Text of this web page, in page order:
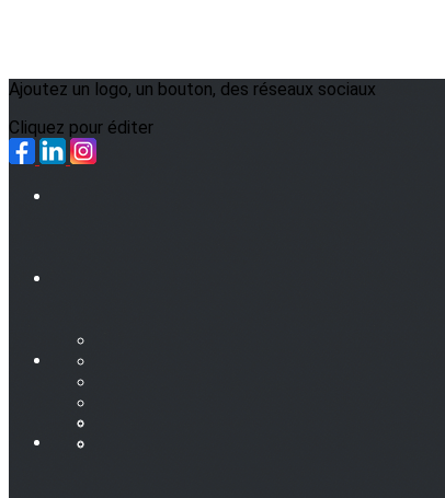
Ajoutez un logo, un bouton, des réseaux sociaux
Cliquez pour éditer